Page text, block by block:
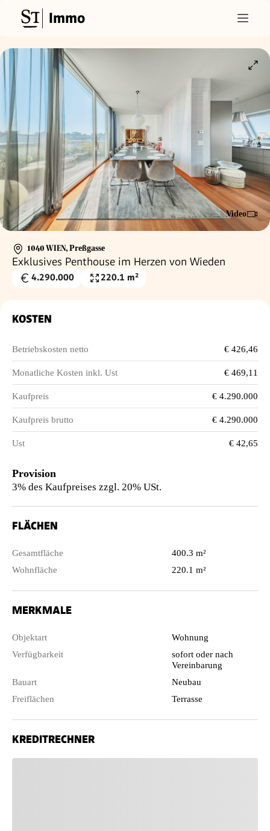
Immo
Video
1040 WIEN, Preßgasse
Exklusives Penthouse im Herzen von Wieden
Kaufpreis
4.290.000
Wohnfläche
220.1 m²
KOSTEN
Betriebskosten netto € 426,46
Monatliche Kosten inkl. Ust € 469,11
Kaufpreis € 4.290.000
Kaufpreis brutto € 4.290.000
Ust € 42,65
Provision
3% des Kaufpreises zzgl. 20% USt.
FLÄCHEN
Gesamtfläche
400.3 m²
Wohnfläche
220.1 m²
MERKMALE
Objektart
Wohnung
Verfügbarkeit
sofort oder nach
Vereinbarung
Bauart
Neubau
Freiflächen
Terrasse
KREDITRECHNER